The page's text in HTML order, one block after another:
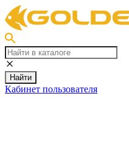
Найти
Кабинет пользователя